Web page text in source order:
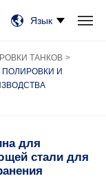
Язык
ТАНКОВ
И
для
стали для